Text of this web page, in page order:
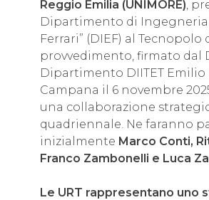
Reggio Emilia (UNIMORE) ,
Dipartimento di Ingegneria
Ferrari” (DIEF) al Tecnopolo
provvedimento, firmato dal
Dipartimento DIITET
Campana il 6 novembre
una collaborazione
quadriennale. Ne faranno
inizialmente Marco Conti,
Franco Zambonelli e Luca
Le URT rappresentano uno